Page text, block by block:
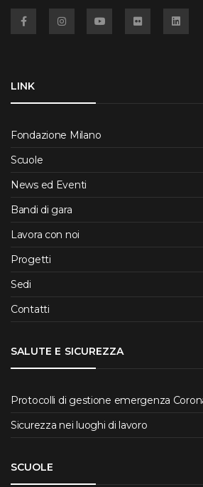
LINK
Fondazione Milano
Scuole
News ed Eventi
Bandi di gara
Lavora con noi
Progetti
Sedi
Contatti
SALUTE E SICUREZZA
Protocolli di gestione emergenza
Sicurezza nei luoghi di lavoro
SCUOLE